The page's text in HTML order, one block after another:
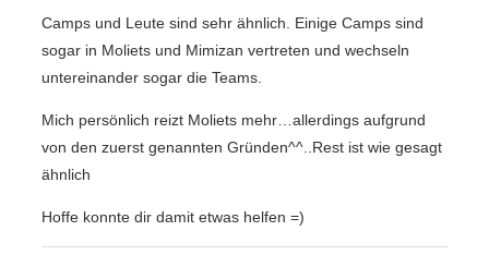
Camps und Leute sind sehr ähnlich. Einige Camps sind
sogar in Moliets und Mimizan vertreten und wechseln
untereinander sogar die Teams.
Mich persönlich reizt Moliets mehr…allerdings aufgrund
von den zuerst genannten Gründen^^..Rest ist wie gesagt
ähnlich
Hoffe konnte dir damit etwas helfen =)